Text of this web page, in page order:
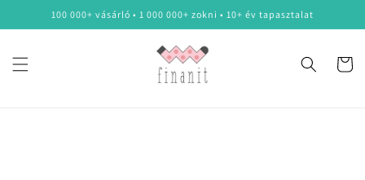
Ugrás a100 000+ vásárló • 1 000 000+ zokni • 10+ év tapasztalat
Kosár